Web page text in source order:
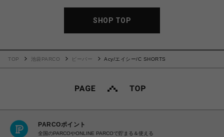
SHOP TOP
TOP 池袋PARCO ビーバー Acy/エイシー/C SHORTS
PARCOポイント
全国のPARCOやONLINE PARCOで貯まる＆使える